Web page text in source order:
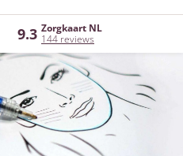
9.3 Zorgkaart NL
144 reviews